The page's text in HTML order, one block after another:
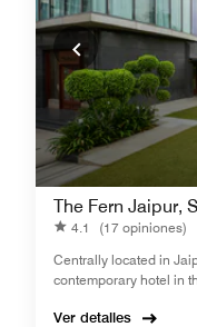
The Fern Jaipur,
4.1 (17 opiniones)
Centrally located in
contemporary hotel in
Ver detalles